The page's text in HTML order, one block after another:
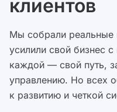
клиентов
Мы собрали реальные
усилили свой бизнес
каждой — свой путь,
управлению. Но всех
к развитию и четкой